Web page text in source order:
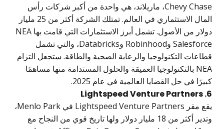
Chevy Chase، ماريلاند، هي واحدة من أكبر شركات رأس
المال الاستثماري في العالم. تمتلك الشركة أكثر من 25 مليار
دولار من الأصول. تشمل أبرز الاستثمارات التي قامت بها NEA
Salesforce وRobinhood وDatabricks، والتي تشمل
التكنولوجيا والرعاية الصحية والطاقة. ستجعل التزام
NEA بالتكنولوجيا العميقة والحلول المستدامة منها مساهمًا
في حل القضايا العالمية في عام 2025.
يقع مقر Lightspeed Venture Partners في Menlo Park،
وتدير أكثر من 18 مليار دولار ولها تاريخ قوي من النجاح مع